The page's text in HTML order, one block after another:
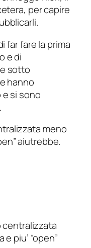
per capire
far fare la prima
e di
sotto
hanno
si sono
meno
aiutrebbe.
centralizzata
piu’ “open”